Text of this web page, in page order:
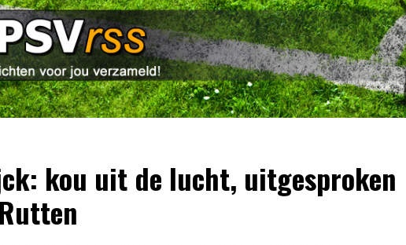
kou uit de lucht, uitgesproken